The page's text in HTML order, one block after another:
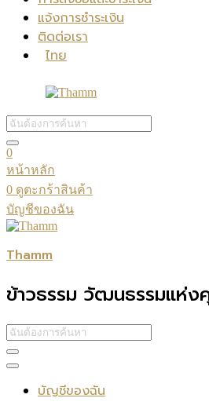
แจ้งการชำระเงิน
ติดต่อเรา
ไทย
0
หน้าหลัก
0 ดูตะกร้าสินค้า
บัญชีของฉัน
Thamm
ข้าวธรรม วัฒนธรรมแห่
บัญชีของฉัน